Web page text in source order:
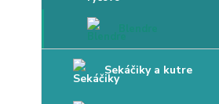
Sekáčiky a kutre